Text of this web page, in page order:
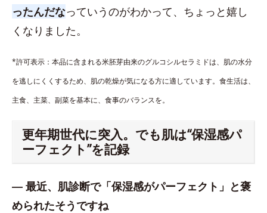
ったんだなっていうのがわかって、ちょっと嬉し
くなりました。
*許可表示：本品に含まれる米胚芽由来のグルコシルセラミドは、肌の水分
を逃しにくくするため、肌の乾燥が気になる方に適しています。食生活は、
主食、主菜、副菜を基本に、食事のバランスを。
更年期世代に突入。でも肌は“保湿感パ
ーフェクト”を記録
― 最近、肌診断で「保湿感がパーフェクト」と褒
められたそうですね